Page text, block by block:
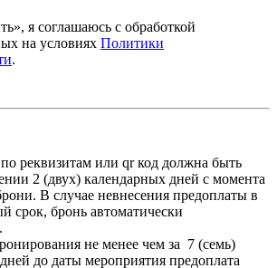
я соглашаюсь c обработкой
на условиях Политики
.
реквизитам или qr код должна быть
2 (двух) календарных дней с момента
В случае невнесения предоплаты в
срок, бронь автоматически
не менее чем за 7 (семь)
до даты мероприятия предоплата